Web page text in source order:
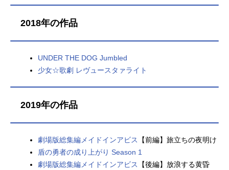
2018年の作品
UNDER THE DOG Jumbled
少女☆歌劇 レヴュースタァライト
2019年の作品
劇場版総集編メイドインアビス
【前編】旅立ちの夜明け
盾の勇者の成り上がり Season 1
劇場版総集編メイドインアビス
【後編】放浪する黄昏